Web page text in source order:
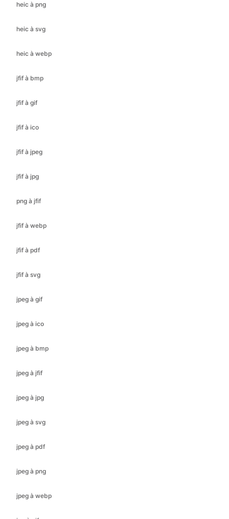
heic à webp
jfif à bmp
jfif à ico
jfif à jpeg
jfif à jpg
png à jfif
jfif à webp
jfif à pdf
jfif à svg
jpeg à gif
jpeg à ico
jpeg à bmp
jpeg à jfif
jpeg à jpg
jpeg à svg
jpeg à pdf
jpeg à png
jpeg à webp
jpg à gif
jpg à ico